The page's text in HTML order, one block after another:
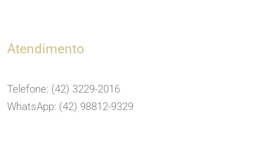
Atendimento
Telefone: (42) 3229-2016
WhatsApp: (42) 98812-9329